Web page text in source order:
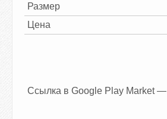
Размер
Цена
Ссылка в Google Play Market —